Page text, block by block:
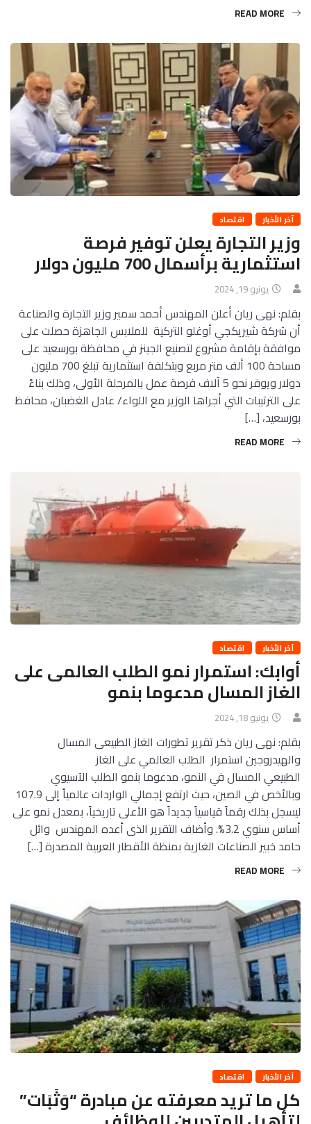
READ MORE
آخر الأخبار اقتصاد
وزير التجارة يعلن توفير فرصة
استثمارية برأسمال 700 مليون دولار
يونيو 19, 2024
بقلم: نهى ريان أعلن المهندس أحمد سمير وزير التجارة والصناعة
أن شركة شيريكجي أوغلو التركية للملابس الجاهزة حصلت على
موافقة بإقامة مشروع لتصنيع الجينز في محافظة بورسعيد على
مساحة 100 ألف متر مربع وبتكلفة استثمارية تبلغ 700 مليون
دولار ويوفر نحو 5 آلاف فرصة عمل بالمرحلة الأولى، وذلك بناءً
على الترتيبات التي أجراها الوزير مع اللواء/ عادل الغضبان، محافظ
بورسعيد، […]
READ MORE
آخر الأخبار اقتصاد
أوابك: استمرار نمو الطلب العالمى على
الغاز المسال مدعوما بنمو
يونيو 18, 2024
بقلم: نهى ريان ذكر تقرير تطورات الغاز الطبيعى المسال
والهيدروجين استمرار الطلب العالمي على الغاز
الطبيعي المسال في النمو، مدعوما بنمو الطلب الآسيوي
وبالأخص في الصين، حيث ارتفع إجمالي الواردات عالمياً إلى 107.9
ليسجل بذلك رقماً قياسياً جديداً هو الأعلى تاريخياً، بمعدل نمو على
أساس سنوي 3.2%. وأضاف التقرير الذى أعده المهندس وائل
حامد خبير الصناعات الغازية بمنظة الأقطار العربية المصدرة […]
READ MORE
آخر الأخبار اقتصاد
كل ما تريد معرفته عن مبادرة “وَثَبَات”